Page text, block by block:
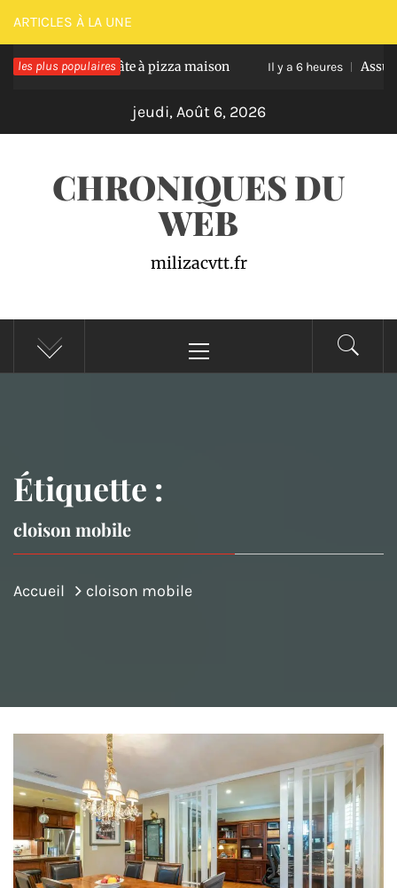
Passer
au
contenu
ARTICLES À LA UNE
les plus populaires
une pâte à pizza maison Il y a 6 heures Assurance
jeudi, Août 6, 2026
CHRONIQUES DU
WEB
milizacvtt.fr
principal
Étiquette :
cloison mobile
Accueil cloison mobile